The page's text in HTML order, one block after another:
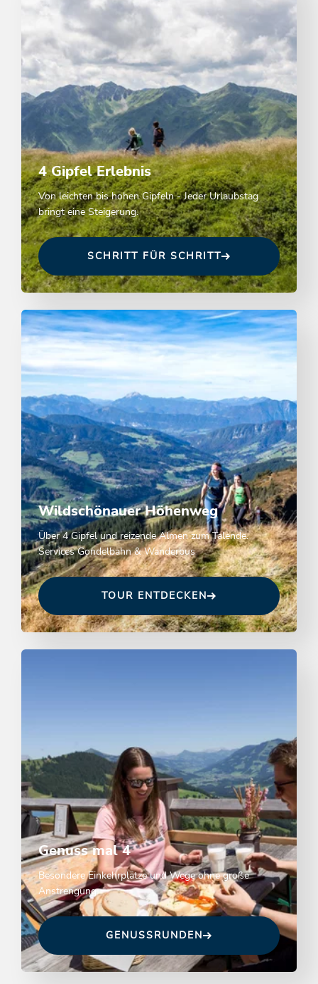
4 Gipfel Erlebnis
Von leichten bis hohen Gipfeln - Jeder Urlaubstag
bringt eine Steigerung.
SCHRITT FÜR SCHRITT
Wildschönauer Höhenweg
Über 4 Gipfel und reizende Almen zum Talende.
Services Gondelbahn & Wanderbus
TOUR ENTDECKEN
Genuss mal 4
Besondere Einkehrplätze und Wege ohne große
Anstrengung
GENUSSRUNDEN